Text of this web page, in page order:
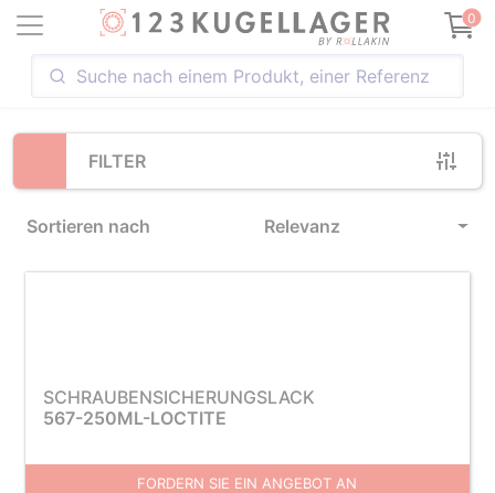
0
FILTER
Sortieren nach Relevanz
Loading...
SCHRAUBENSICHERUNGSLACK
567-250ML-LOCTITE
FORDERN SIE EIN ANGEBOT AN